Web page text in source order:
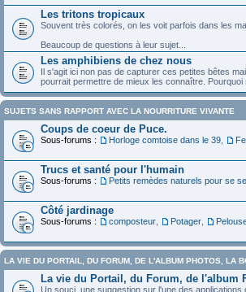
Les tritons tropicaux
Souvent très colorés, on les voit parfois dans les
Beaucoup de questions à leur sujet...
Les amphibiens de chez nous
Il s'agit ici non pas de capturer ces petites bêtes
pourrait permettre de mieux les connaître.
SUJETS SANS RAPPORT AVEC LA NOURRITURE VIVANTE
Coups de coeur de Puce.
Sous-forums : Horloge comtoise dans le 39
Trucs et santé pour l'humain
Sous-forums : Petits remèdes naturels pour se
Côté jardinage
Sous-forums : composteur Potager
LA VIE DU PORTAIL, DU FORUM, DE L'ALBUM PHOTOS, LA
La vie du Portail, du Forum, de l'album
Un souci, une suggestion sur l'une des applications